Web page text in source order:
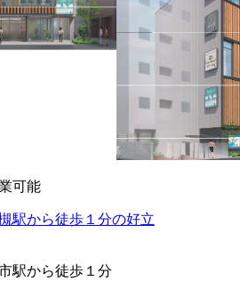
可能
駅から徒歩１分の好立
駅から徒歩１分